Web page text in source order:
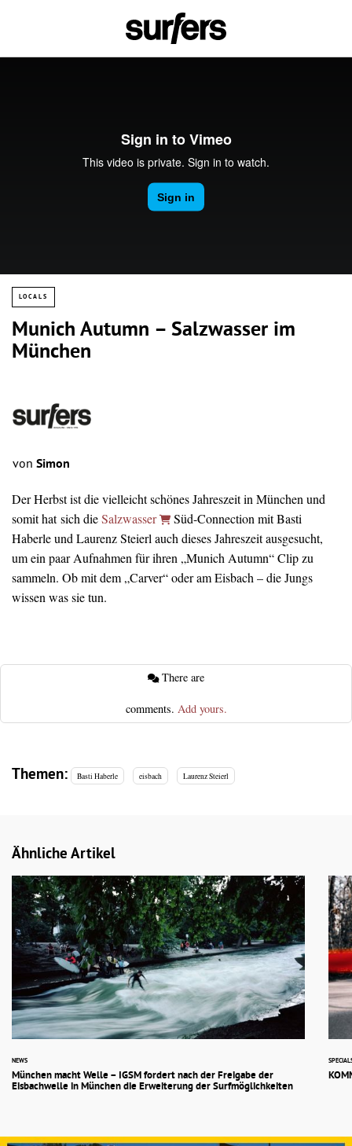
LOCALS
Munich Autumn – Salzwasser im
München
von Simon
Der Herbst ist die vielleicht schönes Jahreszeit in München und
somit hat sich dieSalzwasser
Süd-Connection mit Basti
Haberle und Laurenz Steierl auch dieses Jahreszeit ausgesucht,
um ein paar Aufnahmen für ihren „Munich Autumn“ Clip zu
sammeln. Ob mit dem „Carver“ oder am Eisbach – die Jungs
wissen was sie tun.
comments. Add yours.
Themen: Basti Haberle eisbach Laurenz Steierl
Ähnliche Artikel
NEWS
München macht Welle – IGSM fordert nach der Freigabe der
Eisbachwelle in München die Erweiterung der Surfmöglichkeiten